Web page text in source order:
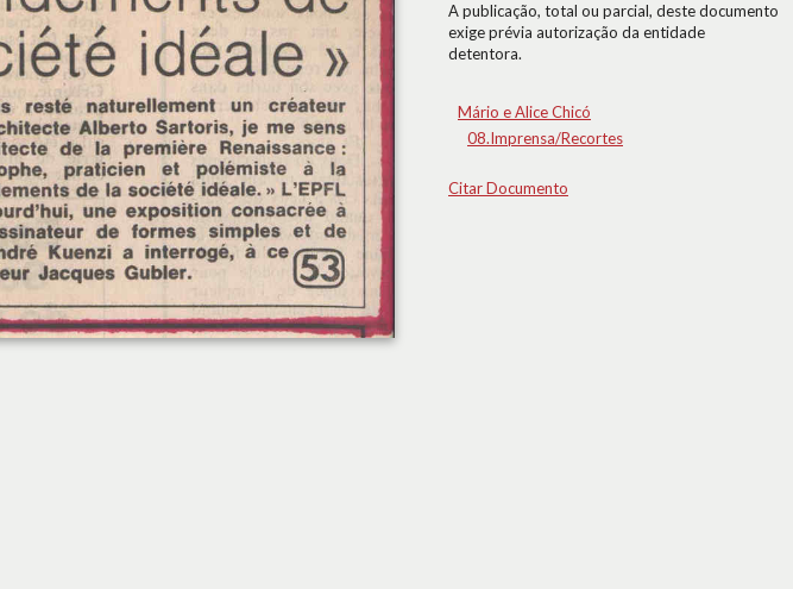
A publicação, total ou parcial, deste documento
exige prévia autorização da entidade
detentora.
Mário e Alice Chicó
08.Imprensa/Recortes
Citar Documento